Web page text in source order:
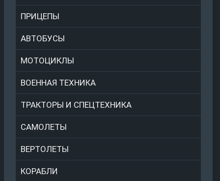
ПРИЦЕПЫ
АВТОБУСЫ
МОТОЦИКЛЫ
ВОЕННАЯ ТЕХНИКА
ТРАКТОРЫ И СПЕЦТЕХНИКА
САМОЛЕТЫ
ВЕРТОЛЕТЫ
КОРАБЛИ